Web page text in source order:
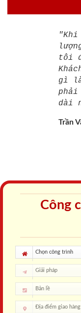
"Khi
tôi
gì
phải
dài
Trần
Công